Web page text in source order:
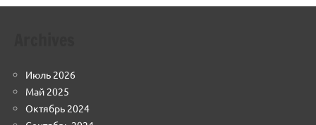
Июль 2026
Май 2025
Октябрь 2024